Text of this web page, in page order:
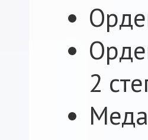
2